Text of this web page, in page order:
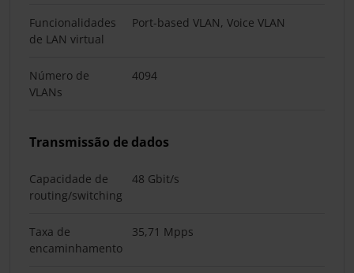
Funcionalidades
de LAN virtual
Port-based VLAN, Voice VLAN
Número de
VLANs
4094
Transmissão de dados
Capacidade de
routing/switching
48 Gbit/s
Taxa de
encaminhamento
35,71 Mpps